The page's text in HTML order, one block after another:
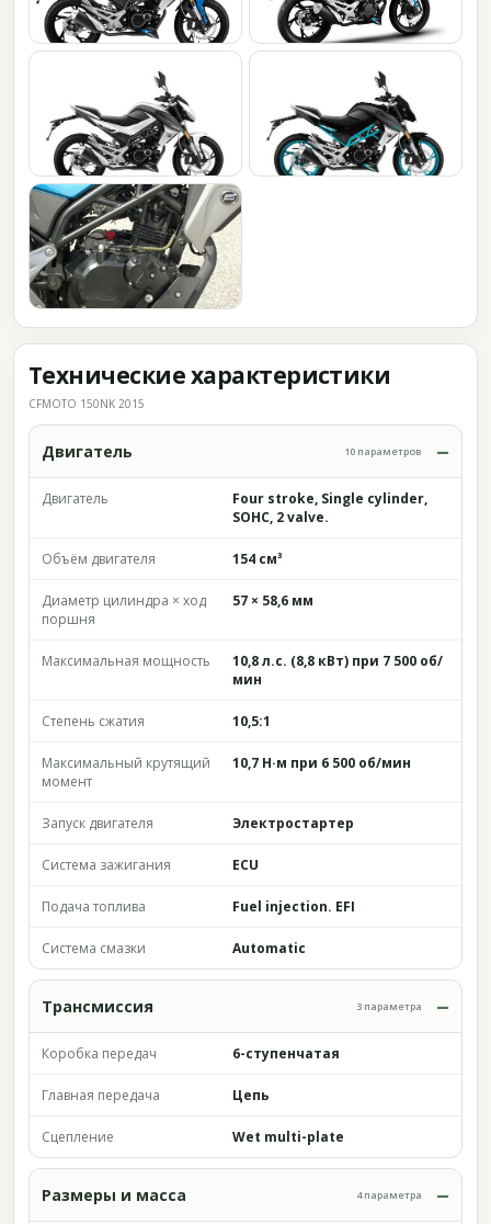
Технические характеристики
CFMOTO 150NK 2015
Двигатель 10 параметров
Двигатель
Four stroke, Single cylinder,
SOHC, 2 valve.
Объём двигателя 154 см³
Диаметр цилиндра × ход
поршня
57 × 58,6 мм
Максимальная мощность
10,8 л.с. (8,8 кВт) при 7 500 об/
мин
Степень сжатия 10,5:1
Максимальный крутящий
момент
10,7 Н·м при 6 500 об/мин
Запуск двигателя Электростартер
Система зажигания ECU
Подача топлива Fuel injection. EFI
Система смазки Automatic
Трансмиссия 3 параметра
Коробка передач 6-ступенчатая
Главная передача Цепь
Сцепление Wet multi-plate
Размеры и масса 4 параметра